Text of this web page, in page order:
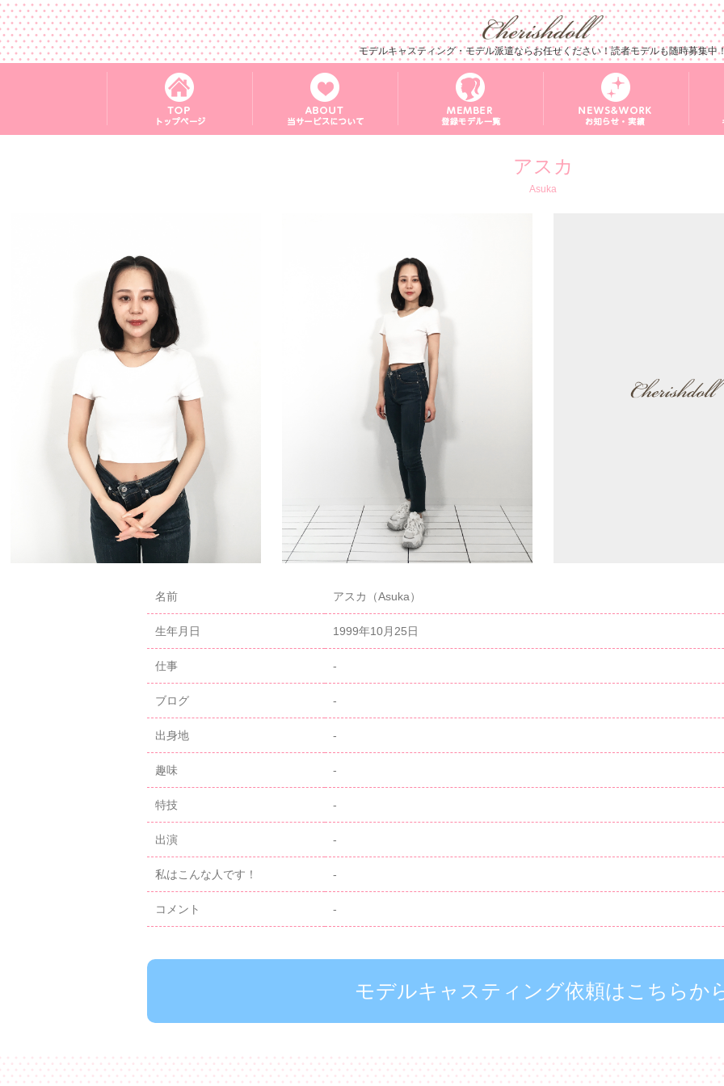
モデルキャスティング・モデル派遣ならお任せください！読者モデルも随時募集中
アスカ
Asuka
名前 アスカ（Asuka）
生年月日 1999年10月25日
仕事 -
ブログ -
出身地 -
趣味 -
特技 -
出演 -
私はこんな人です！ -
コメント -
モデルキャスティング依頼はこちらか